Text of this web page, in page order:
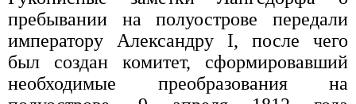
пребывании на полуострове передали
императору Александру I, после чего
был создан комитет, сформировавший
необходимые преобразования на